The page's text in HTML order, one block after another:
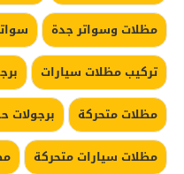
مظلات وسواتر جدة
تركيب مظلات سيارات
مظلات متحركة
برجولات
مظلات سيارات متحركة